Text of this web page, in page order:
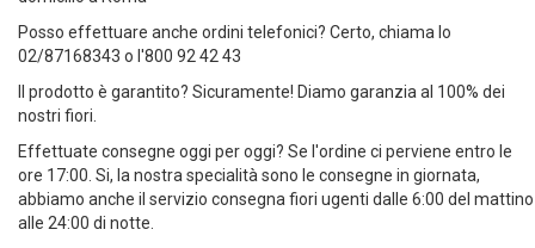
Posso effettuare anche ordini telefonici? Certo, chiama lo
02/87168343 o l'800 92 42 43
Il prodotto è garantito? Sicuramente! Diamo garanzia al 100% dei
nostri fiori.
Effettuate consegne oggi per oggi? Se l'ordine ci perviene entro le
ore 17:00. Si, la nostra specialità sono le consegne in giornata,
abbiamo anche il servizio consegna fiori ugenti dalle 6:00 del mattino
alle 24:00 di notte.